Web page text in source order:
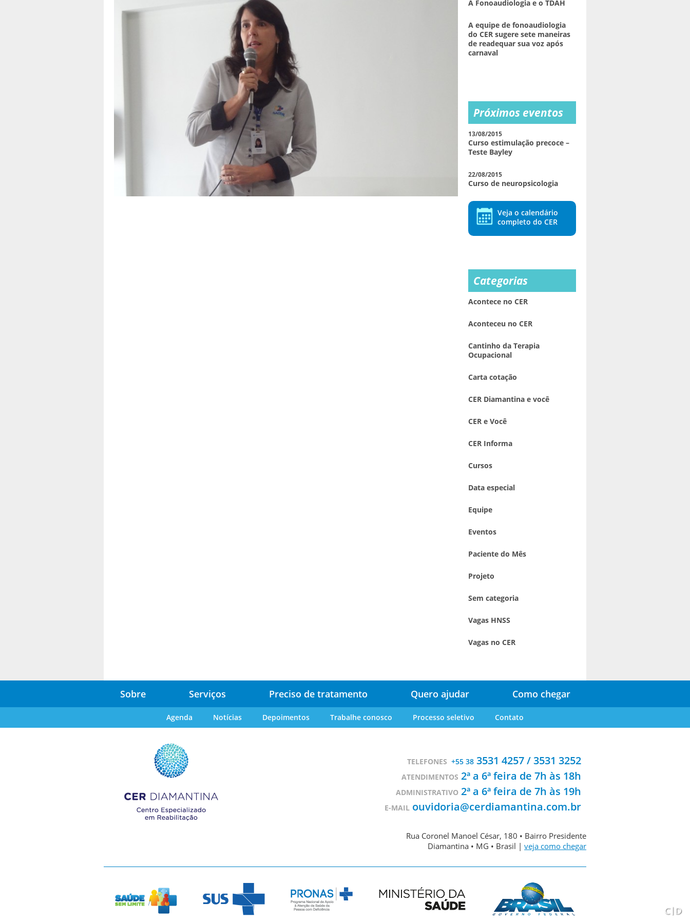
feridas
Toxina
Botulínica
Pediasuit
Esporte-
terapia
Odontologia
Cinoterapia
Triagem
Auditiva
Neonatal
-
TAN
A Fonoaudiologia e o TDAH
A equipe de fonoaudiologia
do CER sugere sete maneiras
de readequar sua voz após
carnaval
Próximos eventos
13/08/2015
Curso estimulação precoce –
Teste Bayley
22/08/2015
Curso de neuropsicologia
Veja o calendário
completo do CER
Categorias
Acontece no CER
Aconteceu no CER
Cantinho da Terapia
Ocupacional
Carta cotação
CER Diamantina e você
CER e Você
CER Informa
Cursos
Data especial
Equipe
Eventos
Paciente do Mês
Projeto
Sem categoria
Vagas HNSS
Vagas no CER
Sobre Serviços Preciso de tratamento Quero ajudar Como chegar
Agenda Notícias Depoimentos Trabalhe conosco Processo seletivo Contato
TELEFONES +55 38 3531 4257 / 3531 3252
ATENDIMENTOS 2ª a 6ª feira de 7h às 18h
ADMINISTRATIVO 2ª a 6ª feira de 7h às 19h
E-MAIL ouvidoria@cerdiamantina.com.br
Rua Coronel Manoel César, 180 • Bairro Presidente
Diamantina • MG • Brasil | veja como chegar